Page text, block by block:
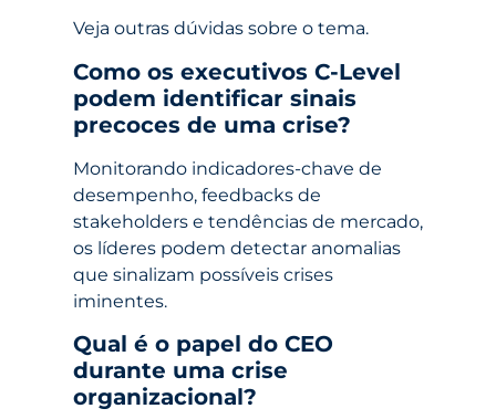
Veja outras dúvidas sobre o tema.
Como os executivos C-Level
podem identificar sinais
precoces de uma crise?
Monitorando indicadores-chave de
desempenho, feedbacks de
stakeholders e tendências de mercado,
os líderes podem detectar anomalias
que sinalizam possíveis crises
iminentes.
Qual é o papel do CEO
durante uma crise
organizacional?